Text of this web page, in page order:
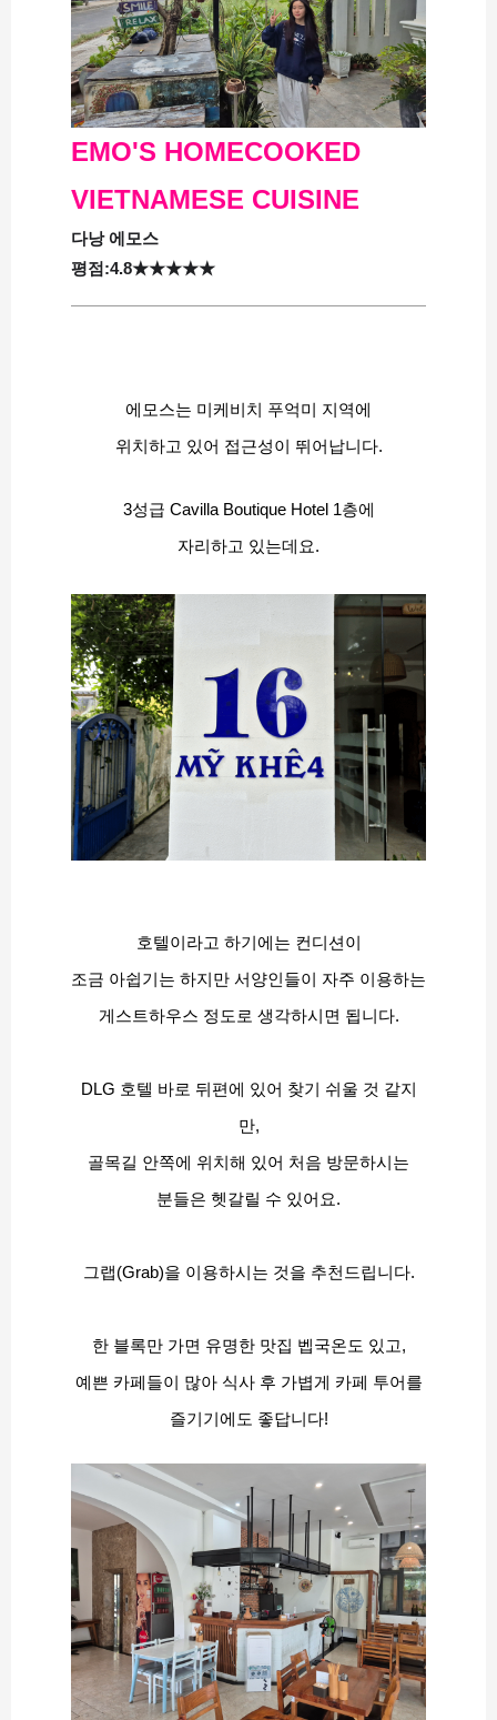
EMO'S HOMECOOKED
VIETNAMESE CUISINE
다낭 에모스
평점:4.8★★★★★
에모스는 미케비치 푸억미 지역에
위치하고 있어 접근성이 뛰어납니다.
3성급 Cavilla Boutique Hotel 1층에
자리하고 있는데요.
호텔이라고 하기에는 컨디션이
조금 아쉽기는 하지만 서양인들이 자주 이용하는
게스트하우스 정도로 생각하시면 됩니다.
DLG 호텔 바로 뒤편에 있어 찾기 쉬울 것 같지
만,
골목길 안쪽에 위치해 있어 처음 방문하시는
분들은 헷갈릴 수 있어요.
그랩(Grab)을 이용하시는 것을 추천드립니다.
한 블록만 가면 유명한 맛집 벱국온도 있고,
예쁜 카페들이 많아 식사 후 가볍게 카페 투어를
즐기기에도 좋답니다!